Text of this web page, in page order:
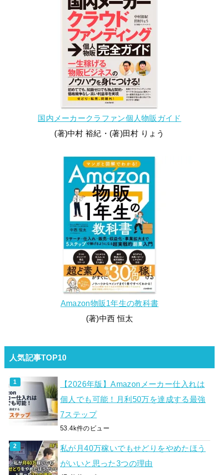
国内メーカークラファン個人物販ガイド
(著)中村 裕紀・(著)田村 りょう
Amazon物販1年生の教科書
(著)中西 恒太
人気記事TOP10
【2026年版】Amazonメーカー仕入れは
個人でも可能！月利50万を達成する最強
7ステップ
53.4k件のビュー
私が月40万稼いでもせどりをやめたほう
がいいと思った3つの理由